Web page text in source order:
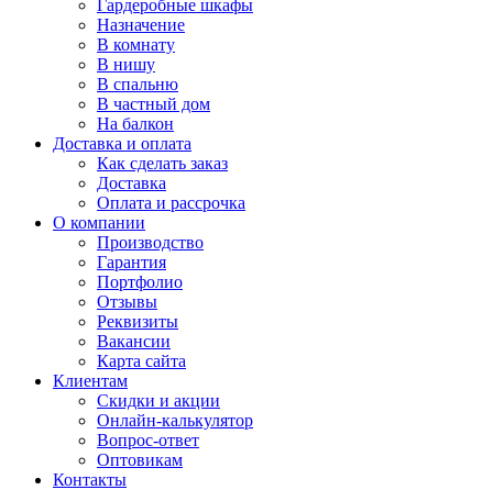
Гардеробные шкафы
Назначение
В комнату
В нишу
В спальню
В частный дом
На балкон
Доставка и оплата
Как сделать заказ
Доставка
Оплата и рассрочка
О компании
Производство
Гарантия
Портфолио
Отзывы
Реквизиты
Вакансии
Карта сайта
Клиентам
Скидки и акции
Онлайн-калькулятор
Вопрос-ответ
Оптовикам
Контакты